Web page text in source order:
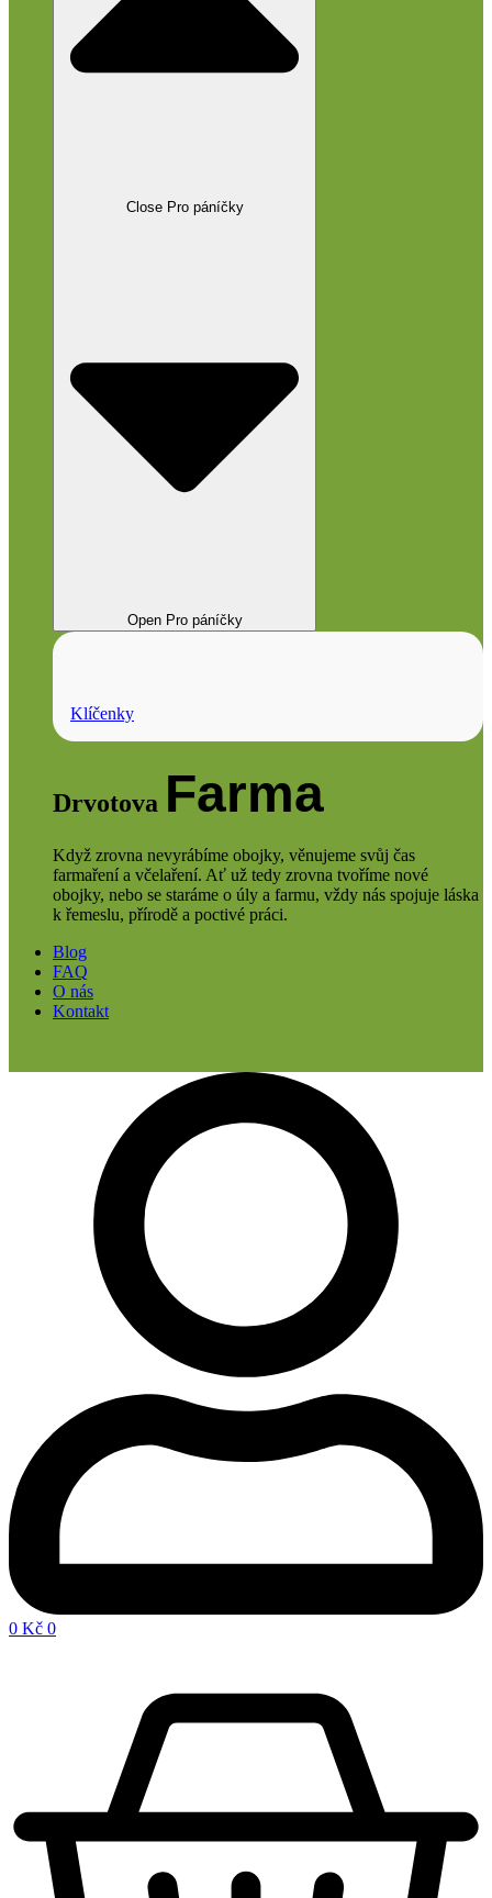
Close Pro páníčky
Open Pro páníčky
Klíčenky
Drvotova Farma
Když zrovna nevyrábíme obojky, věnujeme svůj čas
farmaření a včelaření. Ať už tedy zrovna tvoříme nové
obojky, nebo se staráme o úly a farmu, vždy nás spojuje láska
k řemeslu, přírodě a poctivé práci.
Blog
FAQ
O nás
Kontakt
0 Kč 0